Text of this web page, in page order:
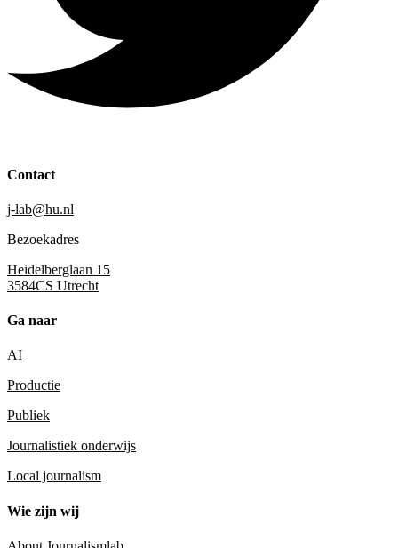
Contact
j-lab@hu.nl
Bezoekadres
Heidelberglaan 15
3584CS Utrecht
Ga naar
AI
Productie
Publiek
Journalistiek onderwijs
Local journalism
Wie zijn wij